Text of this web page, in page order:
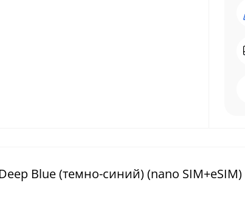
Blue (темно-синий) (nano SIM+eSIM)